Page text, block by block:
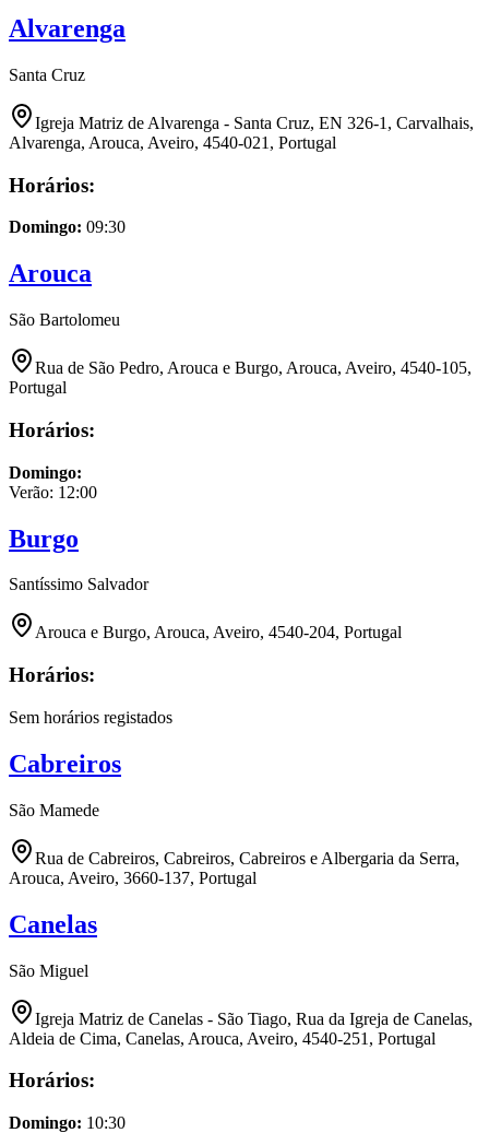
Alvarenga
Santa Cruz
Igreja Matriz de Alvarenga - Santa Cruz, EN 326-1, Carvalhais,
Alvarenga, Arouca, Aveiro, 4540-021, Portugal
Horários:
Domingo: 09:30
Arouca
São Bartolomeu
Rua de São Pedro, Arouca e Burgo, Arouca, Aveiro, 4540-105,
Portugal
Horários:
Domingo:
Verão: 12:00
Burgo
Santíssimo Salvador
Arouca e Burgo, Arouca, Aveiro, 4540-204, Portugal
Horários:
Sem horários registados
Cabreiros
São Mamede
Rua de Cabreiros, Cabreiros, Cabreiros e Albergaria da Serra,
Arouca, Aveiro, 3660-137, Portugal
Canelas
São Miguel
Igreja Matriz de Canelas - São Tiago, Rua da Igreja de Canelas,
Aldeia de Cima, Canelas, Arouca, Aveiro, 4540-251, Portugal
Horários:
Domingo: 10:30